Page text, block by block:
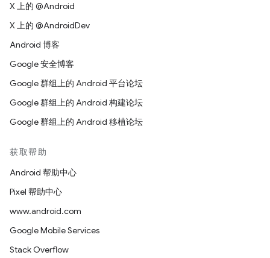
X 上的 @Android
X 上的 @AndroidDev
Android 博客
Google 安全博客
Google 群组上的 Android 平台论坛
Google 群组上的 Android 构建论坛
Google 群组上的 Android 移植论坛
获取帮助
Android 帮助中心
Pixel 帮助中心
www.android.com
Google Mobile Services
Stack Overflow